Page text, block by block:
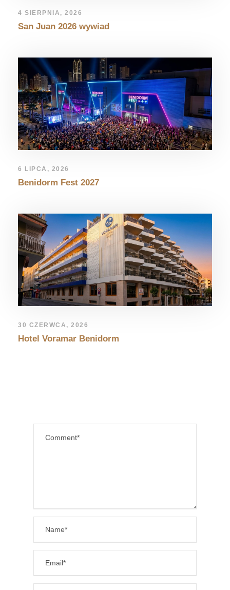
4 SIERPNIA, 2026
San Juan 2026 wywiad
6 LIPCA, 2026
Benidorm Fest 2027
30 CZERWCA, 2026
Hotel Voramar Benidorm